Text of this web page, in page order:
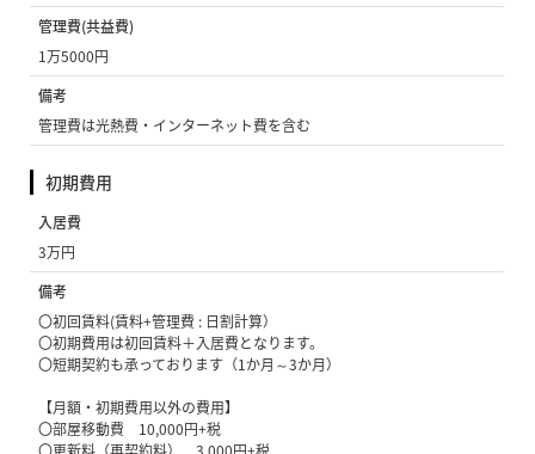
管理費(共益費)
1万5000円
備考
管理費は光熱費・インターネット費を含む
初期費用
入居費
3万円
備考
〇初回賃料(賃料+管理費 : 日割計算）
〇初期費用は初回賃料＋入居費となります。
〇短期契約も承っております（1か月～3か月）
【月額・初期費用以外の費用】
〇部屋移動費 10,000円+税